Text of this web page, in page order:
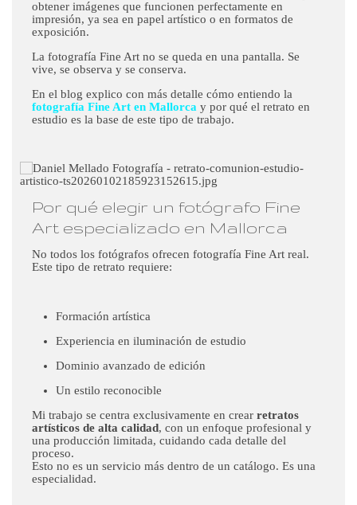
obtener imágenes que funcionen perfectamente en
impresión, ya sea en papel artístico o en formatos de
exposición.
La fotografía Fine Art no se queda en una pantalla. Se
vive, se observa y se conserva.
En el blog explico con más detalle cómo entiendo la
fotografía Fine Art en Mallorca y por qué el retrato en
estudio es la base de este tipo de trabajo.
Por qué elegir un fotógrafo Fine
Art especializado en Mallorca
No todos los fotógrafos ofrecen fotografía Fine Art real.
Este tipo de retrato requiere:
Formación artística
Experiencia en iluminación de estudio
Dominio avanzado de edición
Un estilo reconocible
Mi trabajo se centra exclusivamente en crear retratos
artísticos de alta calidad, con un enfoque profesional y
una producción limitada, cuidando cada detalle del
proceso.
Esto no es un servicio más dentro de un catálogo. Es una
especialidad.